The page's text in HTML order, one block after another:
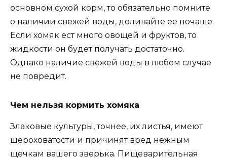
основном сухой корм, то обязательно помните
о наличии свежей воды, доливайте ее почаще.
Если хомяк ест много овощей и фруктов, то
жидкости он будет получать достаточно.
Однако наличие свежей воды в любом случае
не повредит.
Чем нельзя кормить хомяка
Злаковые культуры, точнее, их листья, имеют
шероховатости и причинят вред нежным
щечкам вашего зверька. Пищеварительная